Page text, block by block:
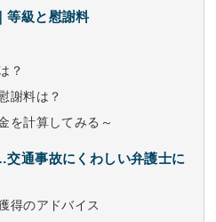
等級と慰謝料
？
謝料は？
計算してみる～
通事故にくわしい弁護士に
得のアドバイス